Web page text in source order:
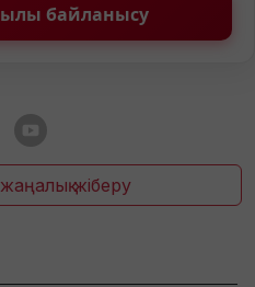
байланысу
жіберу